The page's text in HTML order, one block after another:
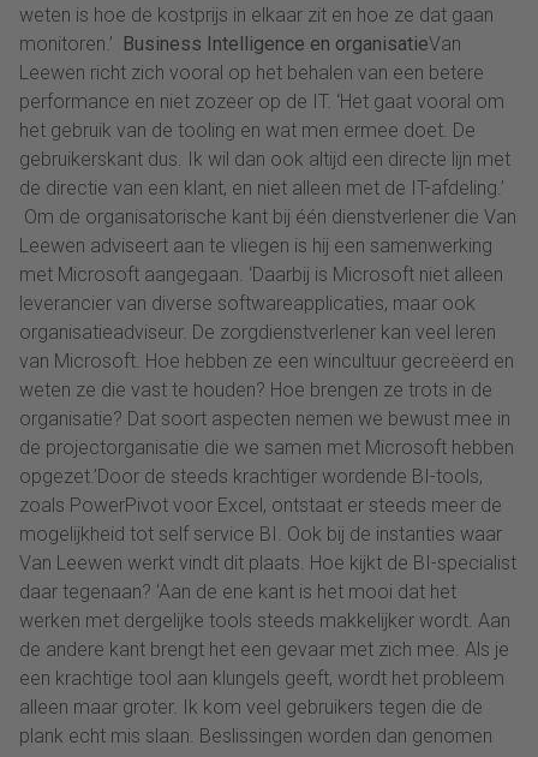
weten is hoe de kostprijs in elkaar zit en hoe ze dat gaan
monitoren.’
Business Intelligence en organisatieVan
Leewen richt zich vooral op het behalen van een betere
performance en niet zozeer op de IT. ‘Het gaat vooral om
het gebruik van de tooling en wat men ermee doet. De
gebruikerskant dus. Ik wil dan ook altijd een directe lijn met
de directie van een klant, en niet alleen met de IT-afdeling.’
Om de organisatorische kant bij één dienstverlener die Van
Leewen adviseert aan te vliegen is hij een samenwerking
met Microsoft aangegaan. ‘Daarbij is Microsoft niet alleen
leverancier van diverse softwareapplicaties, maar ook
organisatieadviseur. De zorgdienstverlener kan veel leren
van Microsoft. Hoe hebben ze een wincultuur gecreëerd en
weten ze die vast te houden? Hoe brengen ze trots in de
organisatie? Dat soort aspecten nemen we bewust mee in
de projectorganisatie die we samen met Microsoft hebben
opgezet.’Door de steeds krachtiger wordende BI-tools,
zoals PowerPivot voor Excel, ontstaat er steeds meer de
mogelijkheid tot self service BI. Ook bij de instanties waar
Van Leewen werkt vindt dit plaats. Hoe kijkt de BI-specialist
daar tegenaan? ‘Aan de ene kant is het mooi dat het
werken met dergelijke tools steeds makkelijker wordt. Aan
de andere kant brengt het een gevaar met zich mee. Als je
een krachtige tool aan klungels geeft, wordt het probleem
alleen maar groter. Ik kom veel gebruikers tegen die de
plank echt mis slaan. Beslissingen worden dan genomen